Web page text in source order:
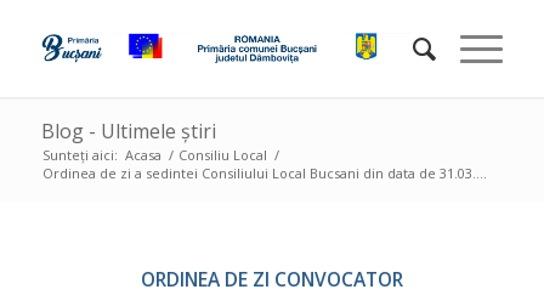
Blog - Ultimele știri
Sunteți aici: Acasa / Consiliu Local /
Ordinea de zi a sedintei Consiliului Local Bucsani din data de 31.03....
ORDINEA DE ZI CONVOCATOR